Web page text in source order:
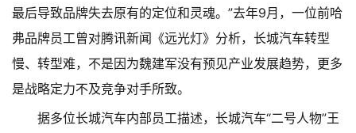
最后导致品牌失去原有的定位和灵魂。”去年9月，一位前哈
弗品牌员工曾对腾讯新闻《远光灯》分析，长城汽车转型
慢、转型难，不是因为魏建军没有预见产业发展趋势，更多
是战略定力不及竞争对手所致。
据多位长城汽车内部员工描述，长城汽车“二号人物”王